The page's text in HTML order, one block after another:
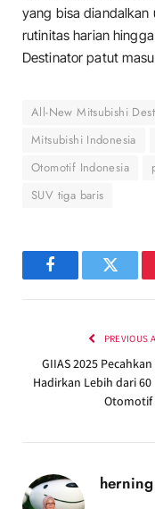
yang bisa
rutinitas harian
Destinator patut
All-New Mitsubishi
Mitsubishi Indonesia
Otomotif Indonesia
SUV tiga baris
FacebookTwitter
PREVIOUS
GIIAS 2025
Hadirkan Lebih dari 60
Otomotif
herning